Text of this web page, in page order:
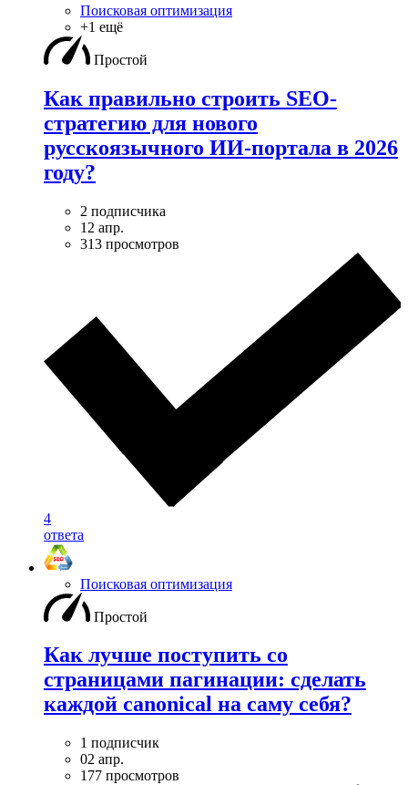
Поисковая оптимизация
+1 ещё
Простой
Как правильно строить SEO-
стратегию для нового
русскоязычного ИИ-портала в 2026
году?
2 подписчика
12 апр.
313 просмотров
4
ответа
Поисковая оптимизация
Простой
Как лучше поступить со
страницами пагинации: сделать
каждой canonical на саму себя?
1 подписчик
02 апр.
177 просмотров